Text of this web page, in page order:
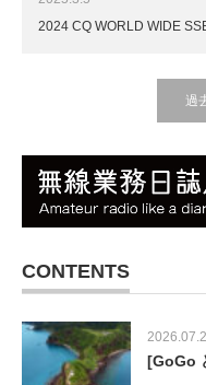
2024 CQ WORLD WIDE
過
CONTENTS
[GoGo